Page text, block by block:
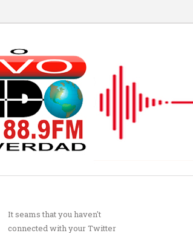
It seams that you haven't
connected with your Twitter